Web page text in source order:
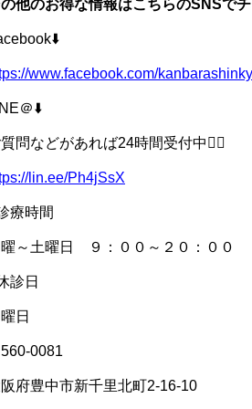
他のお得な情報はこちらのSNSで
www.facebook.com/
＠⬇️
問などがあれば24時間受付中💁‍♀️
lin.ee/Ph4jSsX
療時間
～土曜日 ９：００～２０：００
診日
日
0081
府豊中市新千里北町2-16-10